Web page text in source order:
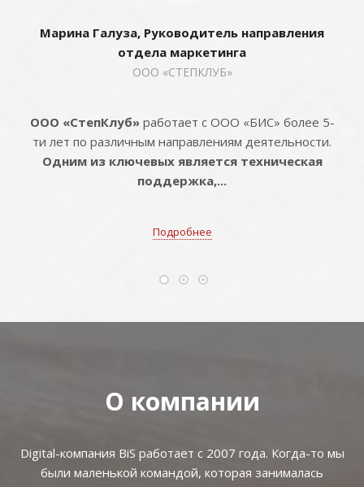
Марина Галуза, Руководитель направления
отдела маркетинга
ООО «СТЕПКЛУБ»
ООО «СтепКлуб»работает с ООО «БИС» более 5-
ти лет по различным направлениям деятельности.
Одним из ключевых является техническая
поддержка,...
Подробнее
О компании
Digital-компания BiS работает с 2007 года. Когда-то мы
были маленькой командой, которая занималась